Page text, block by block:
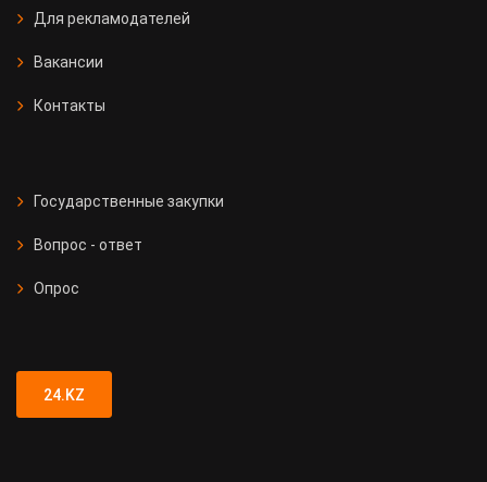
Для рекламодателей
Вакансии
Контакты
Государственные закупки
Вопрос - ответ
Опрос
24.KZ